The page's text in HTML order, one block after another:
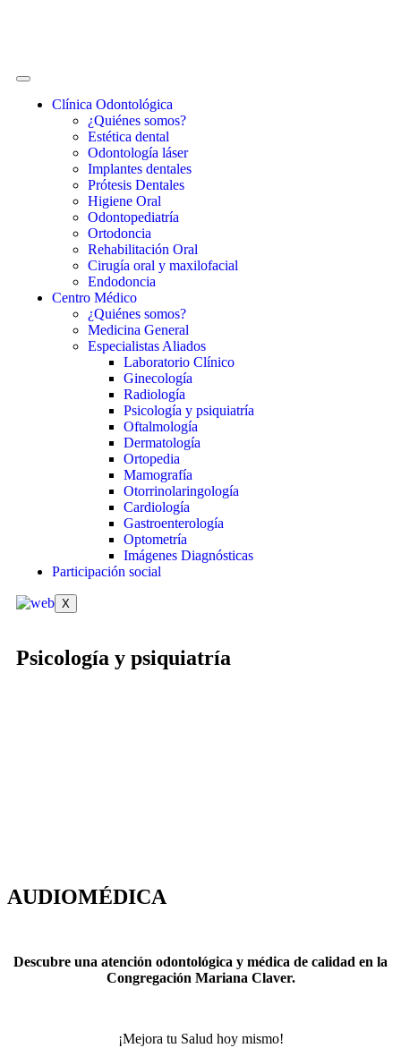
Clínica Odontológica
¿Quiénes somos?
Estética dental
Odontología láser
Implantes dentales
Prótesis Dentales
Higiene Oral
Odontopediatría
Ortodoncia
Rehabilitación Oral
Cirugía oral y maxilofacial
Endodoncia
Centro Médico
¿Quiénes somos?
Medicina General
Especialistas Aliados
Laboratorio Clínico
Ginecología
Radiología
Psicología y psiquiatría
Oftalmología
Dermatología
Ortopedia
Mamografía
Otorrinolaringología
Cardiología
Gastroenterología
Optometría
Imágenes Diagnósticas
Participación social
X
Psicología y psiquiatría
AUDIOMÉDICA
Descubre una atención odontológica y médica de calidad en la
Congregación Mariana Claver.
¡Mejora tu Salud hoy mismo!